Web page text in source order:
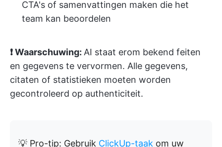
CTA's of samenvattingen maken die het
team kan beoordelen
❗ Waarschuwing: AI staat erom bekend feiten
en gegevens te vervormen. Alle gegevens,
citaten of statistieken moeten worden
gecontroleerd op authenticiteit.
💡 Pro-tip: Gebruik ClickUp-taak om uw